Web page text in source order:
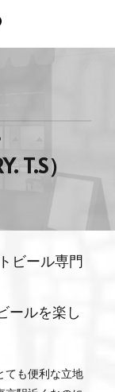
T.S）
ビール専門
ールを楽し
ても便利な立地